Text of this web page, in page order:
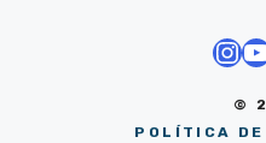
©
POLÍTICA